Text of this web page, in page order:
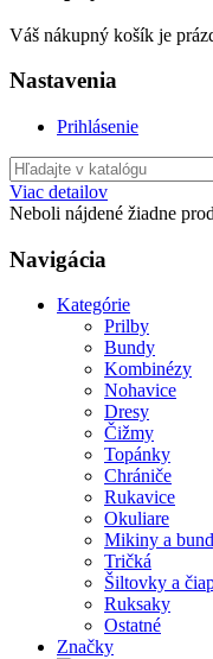
Váš nákupný košík je
Nastavenia
Prihlásenie
Viac detailov
Neboli nájdené žiadne
Navigácia
Kategórie
Prilby
Bundy
Kombinézy
Nohavice
Dresy
Čižmy
Topánky
Chrániče
Rukavice
Okuliare
Mikiny a
Tričká
Šiltovky a
Ruksaky
Ostatné
Značky